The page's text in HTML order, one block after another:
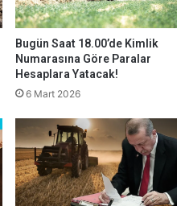
Bugün Saat 18.00’de Kimlik
Numarasına Göre Paralar
Hesaplara Yatacak!
6 Mart 2026